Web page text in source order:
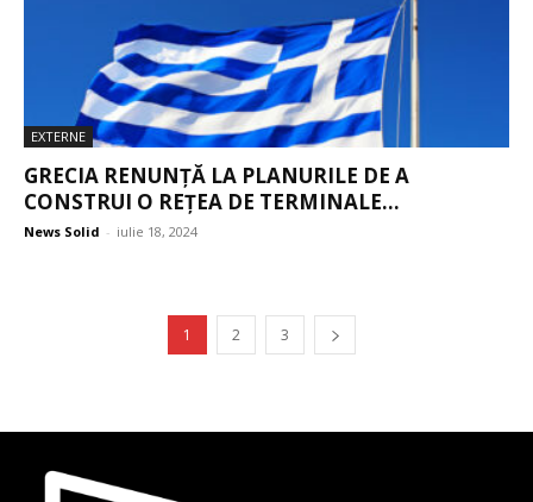
EXTERNE
GRECIA RENUNȚĂ LA PLANURILE DE A
CONSTRUI O REȚEA DE TERMINALE...
News Solid - iulie 18, 2024
1 2 3